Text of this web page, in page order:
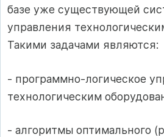
базе уже существующей
управления
Такими задачами являются:
- программно-логическое
технологическим
- алгоритмы оптимального